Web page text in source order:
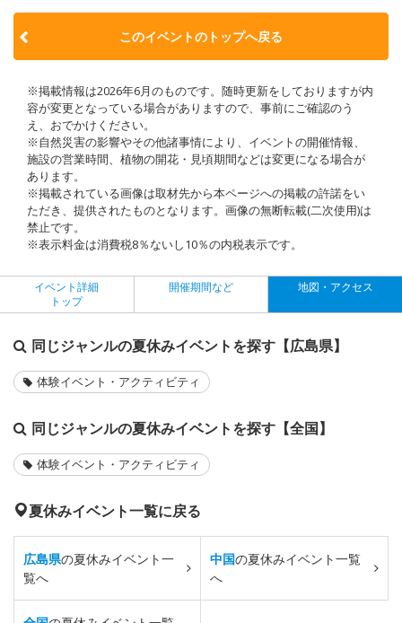
このイベントのトップへ戻る
※掲載情報は2026年6月のものです。随時更新をしておりますが内
容が変更となっている場合がありますので、事前にご確認のう
え、おでかけください。
※自然災害の影響やその他諸事情により、イベントの開催情報、
施設の営業時間、植物の開花・見頃期間などは変更になる場合が
あります。
※掲載されている画像は取材先から本ページへの掲載の許諾をい
ただき、提供されたものとなります。画像の無断転載(二次使用)は
禁止です。
※表示料金は消費税8％ないし10％の内税表示です。
イベント詳細
トップ
開催期間など 地図・アクセス
同じジャンルの夏休みイベントを探す【広島県】
体験イベント・アクティビティ
同じジャンルの夏休みイベントを探す【全国】
体験イベント・アクティビティ
夏休みイベント一覧に戻る
広島県の夏休みイベント一
覧へ
中国の夏休みイベント一覧
へ